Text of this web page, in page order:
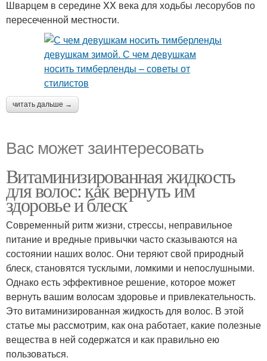
Шварцем в середине XX века для ходьбы лесорубов по
пересеченной местности.
читать дальше →
Вас может заинтересовать
Витаминизированная жидкость
для волос: как вернуть им
здоровье и блеск
Современный ритм жизни, стрессы, неправильное
питание и вредные привычки часто сказываются на
состоянии наших волос. Они теряют свой природный
блеск, становятся тусклыми, ломкими и непослушными.
Однако есть эффективное решение, которое может
вернуть вашим волосам здоровье и привлекательность.
Это витаминизированная жидкость для волос. В этой
статье мы рассмотрим, как она работает, какие полезные
вещества в ней содержатся и как правильно ею
пользоваться.